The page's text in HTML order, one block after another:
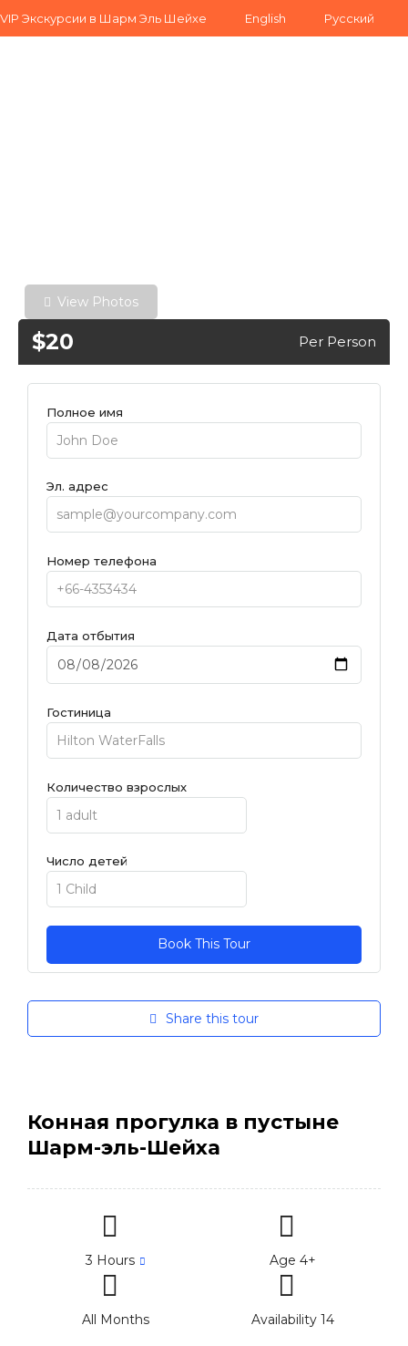
VIP Экскурсии в Шарм Эль Шейхе English Русский
View Photos
$20 Per Person
Полное имя
Эл. адрес
Номер телефона
Дата отбытия
Гостиница
Количество взрослых
Число детей
Share this tour
Конная прогулка в пустыне
Шарм-эль-Шейха
3 Hours Age 4+
All Months Availability 14